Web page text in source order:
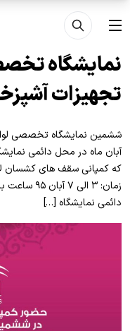
رفتن به محتوای اصلی
منو
نمایشگاه
تجهیزات
آبان ماه در محل دائمی
که کمپانی سقف های کشسان
دائمی نمایشگاه […]